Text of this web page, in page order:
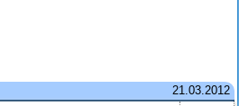
21.03.2012